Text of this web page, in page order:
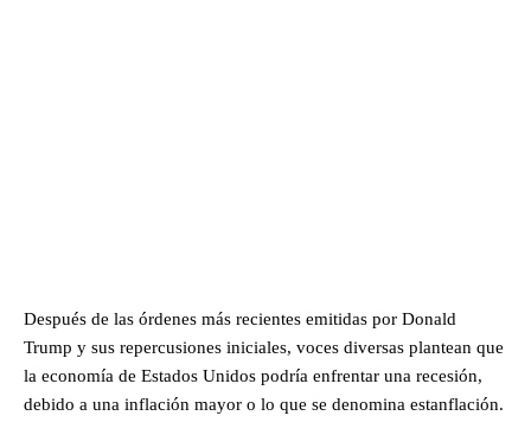
Después de las órdenes más recientes emitidas por Donald
Trump y sus repercusiones iniciales, voces diversas plantean que
la economía de Estados Unidos podría enfrentar una recesión,
debido a una inflación mayor o lo que se denomina estanflación.